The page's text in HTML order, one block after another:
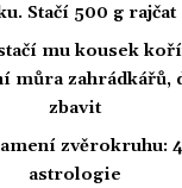
Stačí 500 g
mu kousek
můra zahrádkářů,
zbavit
zvěrokruhu:
astrologie